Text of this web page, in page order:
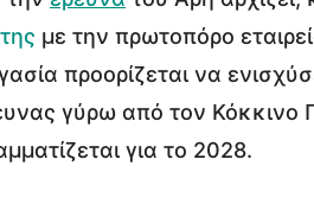
με την πρωτοπόρο
προορίζεται να
γύρω από τον
για το 2028.